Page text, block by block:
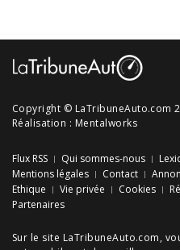
Copyright © LaTribuneAuto.com
Réalisation : Mentalworks
Flux RSS Qui sommes-nous
Mentions légales
Contact
Ethique
Vie privée Cookies
Partenaires
Sur le site LaTribuneAuto.com,